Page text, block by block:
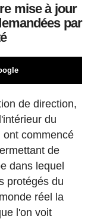
mise à jour
par
de direction,
du
ont commencé
de
dans lequel
protégés du
réel la
l'on voit